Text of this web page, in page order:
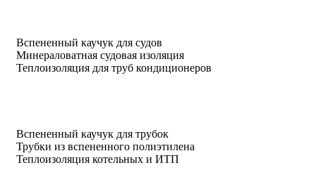
Вспененный каучук для судов
Минераловатная судовая изоляция
Теплоизоляция для труб кондиционеров
Вспененный каучук для трубок
Трубки из вспененного полиэтилена
Теплоизоляция котельных и ИТП